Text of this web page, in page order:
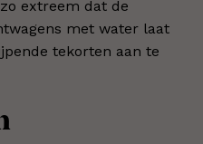
extreem dat de
met water laat
tekorten aan te